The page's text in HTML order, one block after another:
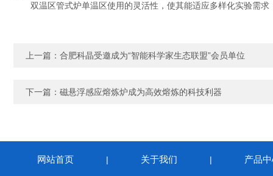
双温区管式炉单温区使用的灵活性，使其能适应多样化实验需求
上一篇： 合肥科晶受邀成为“智能科学家生态联盟”会员单位
下一篇： 磁悬浮感应熔炼炉成为高效熔炼的科技利器
网站首页 | 关于我们 | 产品